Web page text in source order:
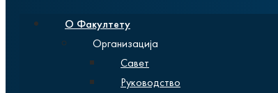
О Факултету
Организација
Савет
Руководство